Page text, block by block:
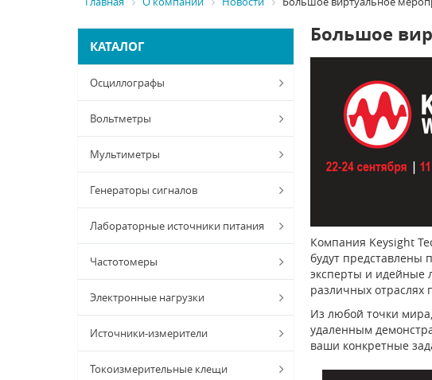
КАТАЛОГ
Осциллографы
Вольтметры
Мультиметры
Генераторы сигналов
Лабораторные источники питания
Частотомеры
Электронные нагрузки
Источники-измерители
Токоизмерительные клещи
Большое
Компания Keysight
будут представлены
эксперты и идейные
различных отраслях
Из любой точки
удаленным
ваши конкретные